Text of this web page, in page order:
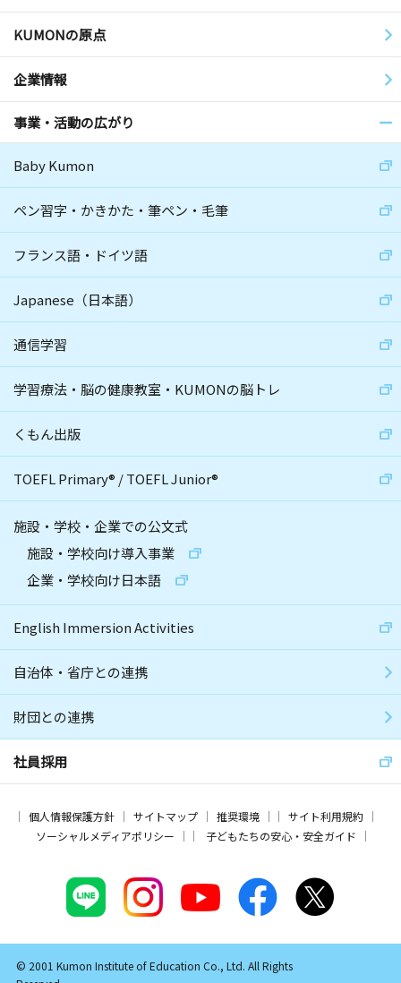
KUMONの原点
企業情報
事業・活動の広がり
Baby Kumon
ペン習字・かきかた・筆ペン・毛筆
フランス語・ドイツ語
Japanese（日本語）
通信学習
学習療法・脳の健康教室・KUMONの脳トレ
くもん出版
TOEFL Primary® /TOEFL Junior®
施設・学校・企業での公文式
施設・学校向け導入事業
企業・学校向け日本語
English Immersion Activities
自治体・省庁との連携
財団との連携
社員採用
個人情報保護方針 サイトマップ 推奨環境
サイト利用規約
ソーシャルメディアポリシー
子どもたちの安心・安全ガイド
© 2001 Kumon Institute of Education Co., Ltd. All Rights